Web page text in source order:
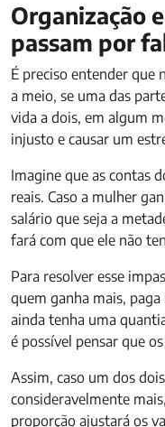
Organização
passam por
É preciso entender que
a meio, se uma das
vida a dois, em algum
injusto e causar um
Imagine que as contas
reais. Caso a mulher
salário que seja a
fará com que ele não
Para resolver esse
quem ganha mais,
ainda tenha uma
é possível pensar que
Assim, caso um dos
consideravelmente
proporção ajustará os